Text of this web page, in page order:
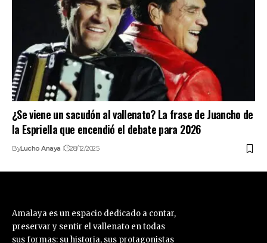
¿Se viene un sacudón al vallenato? La frase de Juancho de
la Espriella que encendió el debate para 2026
ByLucho Anaya 28/12/2025
Amalaya es un espacio dedicado a contar,
preservar y sentir el vallenato en todas
sus formas: su historia, sus protagonistas